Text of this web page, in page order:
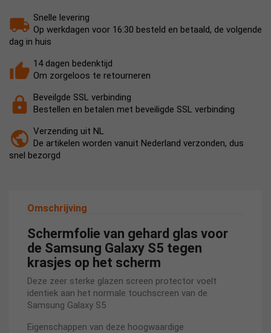
Snelle levering
Op werkdagen voor 16:30 besteld en betaald, de volgende
dag in huis
14 dagen bedenktijd
Om zorgeloos te retourneren
Beveilgde SSL verbinding
Bestellen en betalen met beveiligde SSL verbinding
Verzending uit NL
De artikelen worden vanuit Nederland verzonden, dus
snel bezorgd
Omschrijving
Schermfolie van gehard glas voor
de Samsung Galaxy S5 tegen
krasjes op het scherm
Deze zeer sterke glazen screen protector voelt
identiek aan het normale touchscreen van de
Samsung Galaxy S5
Eigenschappen van deze hoogwaardige